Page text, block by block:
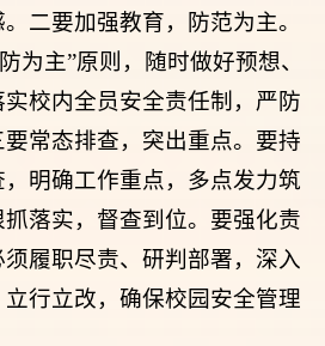
二要加强教育，防范为主。
为主”原则，随时做好预想、
校内全员安全责任制，严防
常态排查，突出重点。要持
明确工作重点，多点发力筑
落实，督查到位。要强化责
履职尽责、研判部署，深入
行立改，确保校园安全管理